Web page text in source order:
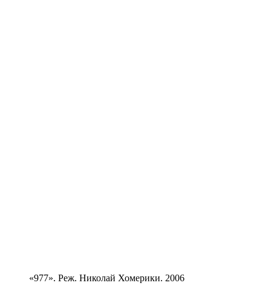
«977». Реж. Николай Хомерики. 2006